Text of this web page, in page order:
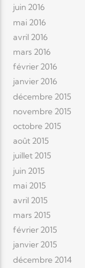
juin 2016
mai 2016
avril 2016
mars 2016
février 2016
janvier 2016
décembre 2015
novembre 2015
octobre 2015
août 2015
juillet 2015
juin 2015
mai 2015
avril 2015
mars 2015
février 2015
janvier 2015
décembre 2014